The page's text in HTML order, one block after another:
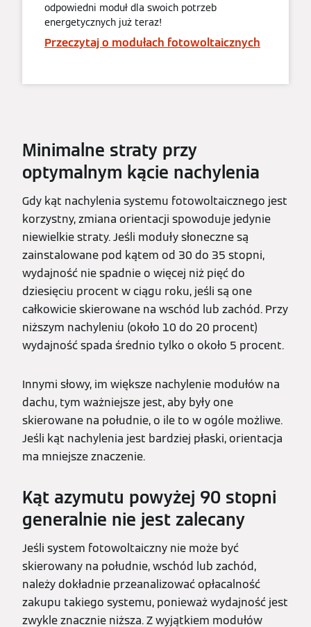
odpowiedni moduł dla swoich potrzeb
energetycznych już teraz!
Przeczytaj o modułach fotowoltaicznych
Minimalne straty przy
optymalnym kącie nachylenia
Gdy kąt nachylenia systemu fotowoltaicznego jest
korzystny, zmiana orientacji spowoduje jedynie
niewielkie straty. Jeśli moduły słoneczne są
zainstalowane pod kątem od 30 do 35 stopni,
wydajność nie spadnie o więcej niż pięć do
dziesięciu procent w ciągu roku, jeśli są one
całkowicie skierowane na wschód lub zachód. Przy
niższym nachyleniu (około 10 do 20 procent)
wydajność spada średnio tylko o około 5 procent.
Innymi słowy, im większe nachylenie modułów na
dachu, tym ważniejsze jest, aby były one
skierowane na południe, o ile to w ogóle możliwe.
Jeśli kąt nachylenia jest bardziej płaski, orientacja
ma mniejsze znaczenie.
Kąt azymutu powyżej 90 stopni
generalnie nie jest zalecany
Jeśli system fotowoltaiczny nie może być
skierowany na południe, wschód lub zachód,
należy dokładnie przeanalizować opłacalność
zakupu takiego systemu, ponieważ wydajność jest
zwykle znacznie niższa. Z wyjątkiem modułów